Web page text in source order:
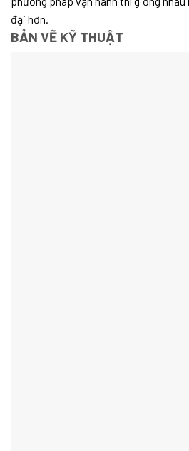
đại hơn.
BẢN VẼ KỸ THUẬT